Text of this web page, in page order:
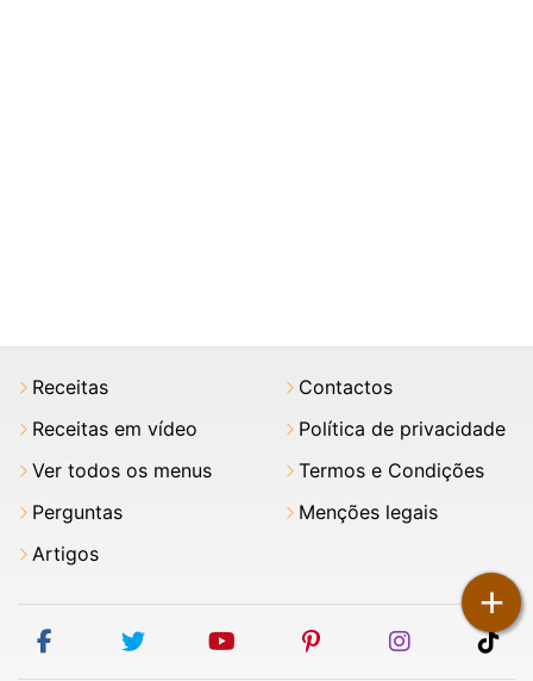
+
Receitas
Receitas em vídeo
Ver todos os menus
Perguntas
Artigos
Contactos
Política de privacidade
Termos e Condições
Menções legais
facebooktwitter youtubepinterestinstagram